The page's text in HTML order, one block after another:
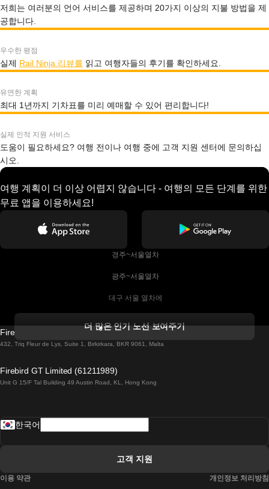
저희는 여러분의 언어 서비스를 제공하며 20가지 이상의 지불 방법을 제
공합니다.
우수한 평점
실제 Rail Ninja 리뷰를 읽고 여행자들의 후기를 확인하세요.
유연한 계획
최대 1년까지 기차표를 미리 예매할 수 있어 편리합니다!
실제 인적 지원 서비스
도움이 필요하세요? 여행 전이나 여행 중에 고객 지원 센터에 문의하십
시오.
여행 계획이 더 이상 어렵지 않습니다 - 여행의 모든 단계를 위한
무료 앱을 이용하세요!
경주~서울열차
광주~서울열차
대구 서울 열차에
더블린에서 골웨이 열차
로마에서 나폴리 열차
더 많은 인기 노선 보여주기
Firebird GT Limited (OC 1451)
432, Triq Fleur de Lys, Suite 1, Birkirkara, BKR 9061, Malta
Firebird GT Limited (61211989)
Unit G 15/F Tal Building 49 Austin Road, KL, Hong Kong
한국어
고객 지원
이용 약관 개인정보 처리방침